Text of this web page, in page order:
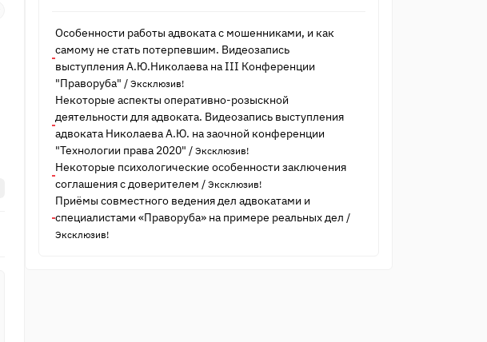
Особенности работы адвоката с мошенниками, и как
самому не стать потерпевшим. Видеозапись
выступления А.Ю.Николаева на III Конференции
"Праворуба" /Эксклюзив!
Некоторые аспекты оперативно-розыскной
деятельности для адвоката. Видеозапись выступления
адвоката Николаева А.Ю. на заочной конференции
"Технологии права 2020" /Эксклюзив!
Некоторые психологические особенности заключения
соглашения с доверителем /Эксклюзив!
Приёмы совместного ведения дел адвокатами и
специалистами «Праворуба» на примере реальных дел /
Эксклюзив!